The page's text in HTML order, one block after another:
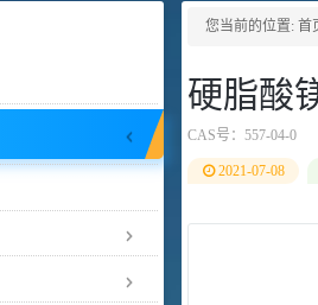
您当前的位置: 首
硬脂酸
CAS号： 557-04-0
2021-07-08